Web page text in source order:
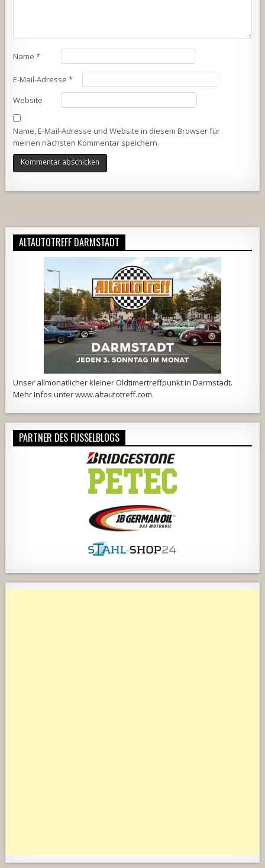
Name*
E-Mail-Adresse*
Website
Name, E-Mail-Adresse und Website in diesem Browser für
meinen nächsten Kommentar speichern.
ALTAUTOTREFF DARMSTADT
Unser allmonatlicher kleiner Oldtimertreffpunkt in Darmstadt.
Mehr Infos unterwww.altautotreff.com.
PARTNER DES FUSSELBLOGS